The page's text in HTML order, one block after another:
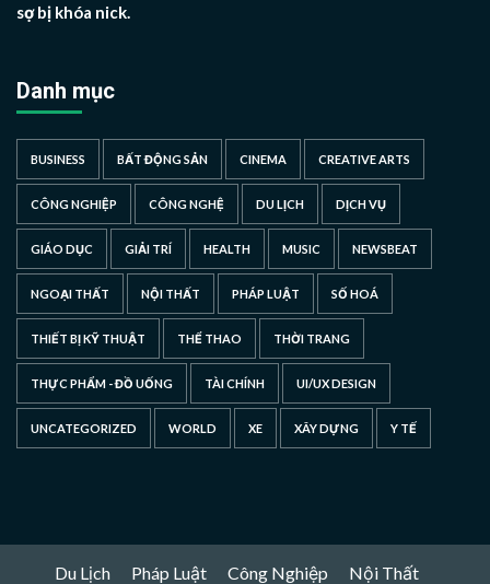
sợ bị khóa nick.
Danh mục
BUSINESS BẤT ĐỘNG SẢN CINEMA CREATIVE ARTS
CÔNG NGHIỆP CÔNG NGHỆ DU LỊCH DỊCH VỤ
GIÁO DỤC GIẢI TRÍ HEALTH MUSIC NEWSBEAT
NGOẠI THẤT NỘI THẤT PHÁP LUẬT SỐ HOÁ
THIẾT BỊ KỸ THUẬT THỂ THAO THỜI TRANG
THỰC PHẨM - ĐỒ UỐNG TÀI CHÍNH UI/UX DESIGN
UNCATEGORIZED WORLD XE XÂY DỰNG Y TẾ
Du Lịch Pháp Luật Công Nghiệp Nội Thất